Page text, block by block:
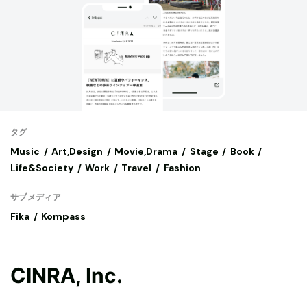
タグ
Music Art,Design Movie,Drama Stage
Book
Life&Society
Work Travel Fashion
サブメディア
Fika Kompass
CINRA, Inc.